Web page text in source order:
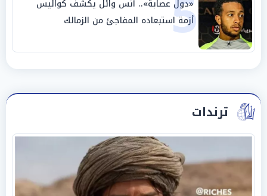
«دول عصابة».. أنس وائل يكشف كواليس
أزمة استبعاده المفاجئ من الزمالك
ترندات